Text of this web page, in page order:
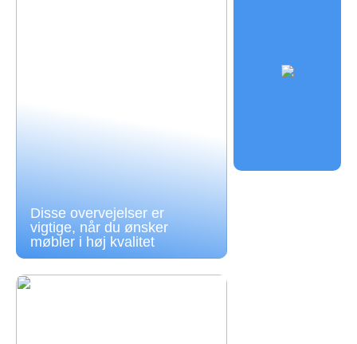
Disse overvejelser er
vigtige, når du ønsker
møbler i høj kvalitet